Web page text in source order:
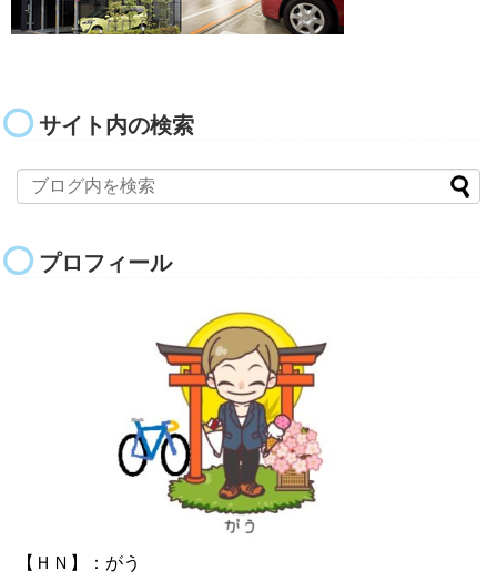
サイト内の検索
プロフィール
【ＨＮ】：がう